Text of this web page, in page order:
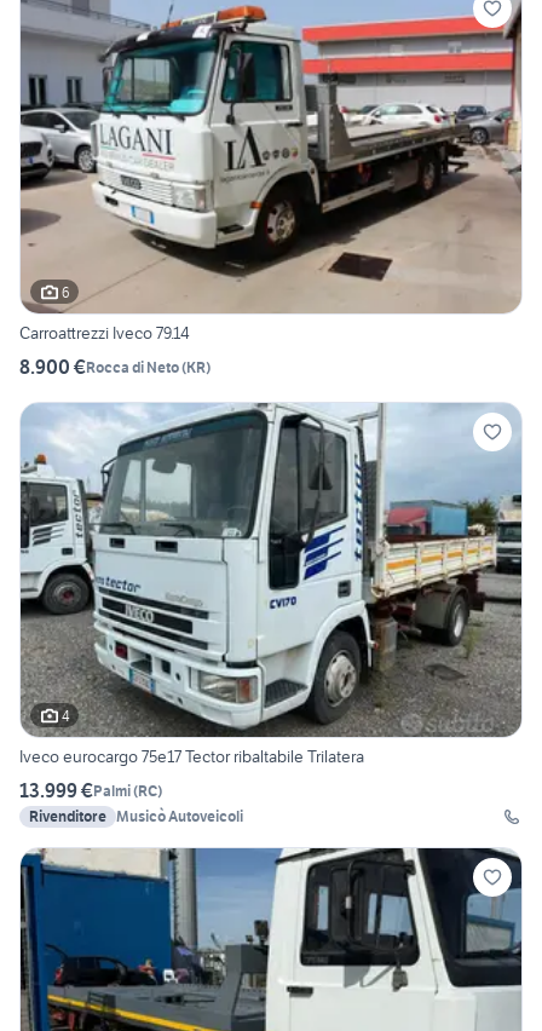
6
Carroattrezzi Iveco 79.14
8.900 €Rocca di Neto(KR)
4
Iveco eurocargo 75e17 Tector ribaltabile Trilatera
13.999 €Palmi(RC)
Rivenditore Musicò Autoveicoli